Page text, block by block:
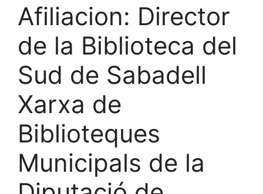
Afiliacion: Director
de la Biblioteca del
Sud de Sabadell
Xarxa de
Biblioteques
Municipals de la